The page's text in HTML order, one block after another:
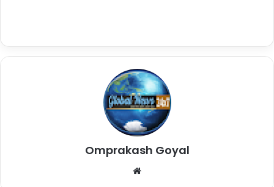
Omprakash Goyal
Website